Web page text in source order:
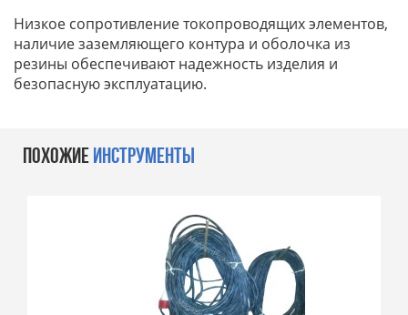
Низкое сопротивление токопроводящих элементов,
наличие заземляющего контура и оболочка из
резины обеспечивают надежность изделия и
безопасную эксплуатацию.
ПОХОЖИЕ ИНСТРУМЕНТЫ